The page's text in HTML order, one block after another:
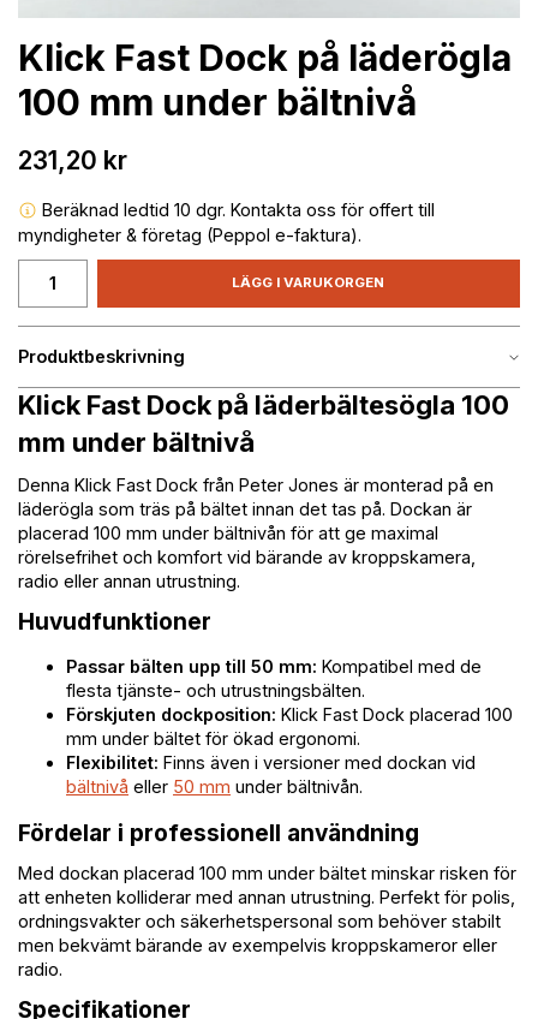
Klick Fast Dock på läderögla
100 mm under bältnivå
231,20 kr
Beräknad ledtid 10 dgr. Kontakta oss för offert till
myndigheter & företag (Peppol e-faktura).
LÄGG I VARUKORGEN
Produktbeskrivning
Klick Fast Dock på läderbältesögla 100
mm under bältnivå
Denna Klick Fast Dock från Peter Jones är monterad på en
läderögla som träs på bältet innan det tas på. Dockan är
placerad 100 mm under bältnivån för att ge maximal
rörelsefrihet och komfort vid bärande av kroppskamera,
radio eller annan utrustning.
Huvudfunktioner
Passar bälten upp till 50 mm: Kompatibel med de
flesta tjänste- och utrustningsbälten.
Förskjuten dockposition: Klick Fast Dock placerad 100
mm under bältet för ökad ergonomi.
Flexibilitet: Finns även i versioner med dockan vid
bältnivå eller 50 mm under bältnivån.
Fördelar i professionell användning
Med dockan placerad 100 mm under bältet minskar risken för
att enheten kolliderar med annan utrustning. Perfekt för polis,
ordningsvakter och säkerhetspersonal som behöver stabilt
men bekvämt bärande av exempelvis kroppskameror eller
radio.
Specifikationer